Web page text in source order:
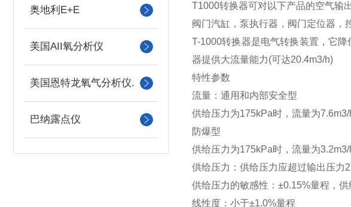
奥地利E+E
美国AII氧分析仪
美国恩特龙氧气分析仪.
巴纳露点仪
T1000转换器可对以下产品的空气输
阀门汽缸，泵执行器，阀门定位器，
T-1000转换器是电气转换装置，它
器提供大流量能力(可达20.4m3/h)
特性参数
流量：通用和内部安全型
供给压力为175kPa时，流量为
防爆型
供给压力为175kPa时，流量为
供给压力：供给压力应超过输出压力
供给压力的敏感性：±0.15%量程，供
线性度：小于±1.0%量程